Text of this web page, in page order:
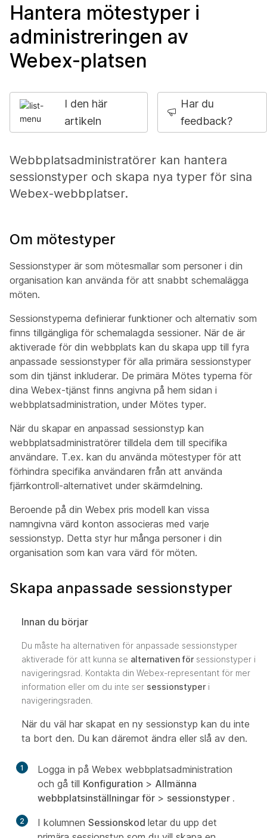
Hantera mötestyper i
administreringen av
Webex-platsen
I den här
artikeln
Har du
feedback?
Webbplatsadministratörer kan hantera
sessionstyper och skapa nya typer för sina
Webex-webbplatser.
Om mötestyper
Sessionstyper är som mötesmallar som personer i din
organisation kan använda för att snabbt schemalägga
möten.
Sessionstyperna definierar funktioner och alternativ som
finns tillgängliga för schemalagda sessioner. När de är
aktiverade för din webbplats kan du skapa upp till fyra
anpassade sessionstyper för alla primära sessionstyper
som din tjänst inkluderar. De primära Mötes typerna för
dina Webex-tjänst finns angivna på hem sidan i
webbplatsadministration, under Mötes typer.
När du skapar en anpassad sessionstyp kan
webbplatsadministratörer tilldela dem till specifika
användare. T.ex. kan du använda mötestyper för att
förhindra specifika användaren från att använda
fjärrkontroll-alternativet under skärmdelning.
Beroende på din Webex pris modell kan vissa
namngivna värd konton associeras med varje
sessionstyp. Detta styr hur många personer i din
organisation som kan vara värd för möten.
Skapa anpassade sessionstyper
Innan du börjar
Du måste ha alternativen för anpassade sessionstyper
aktiverade för att kunna se alternativen för sessionstyper i
navigeringsrad. Kontakta din Webex-representant för mer
information eller om du inte ser sessionstyper i
navigeringsraden.
När du väl har skapat en ny sessionstyp kan du inte
ta bort den. Du kan däremot ändra eller slå av den.
1
Logga in på Webex webbplatsadministration
och gå till Konfiguration > Allmänna
webbplatsinställningar för > sessionstyper .
2 I kolumnen Sessionskod letar du upp det